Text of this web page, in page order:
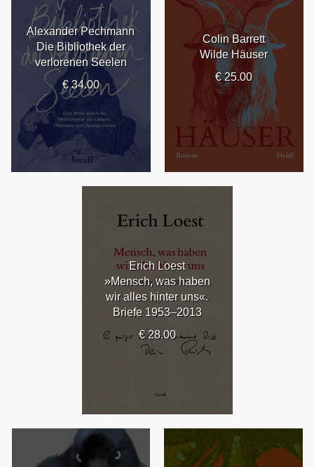
Alexander Pechmann
Die Bibliothek der
verlorenen Seelen
€ 34.00
Colin Barrett
Wilde Häuser
€ 25.00
Erich Loest
»Mensch, was haben
wir alles hinter uns«.
Briefe 1953–2013
€ 28.00